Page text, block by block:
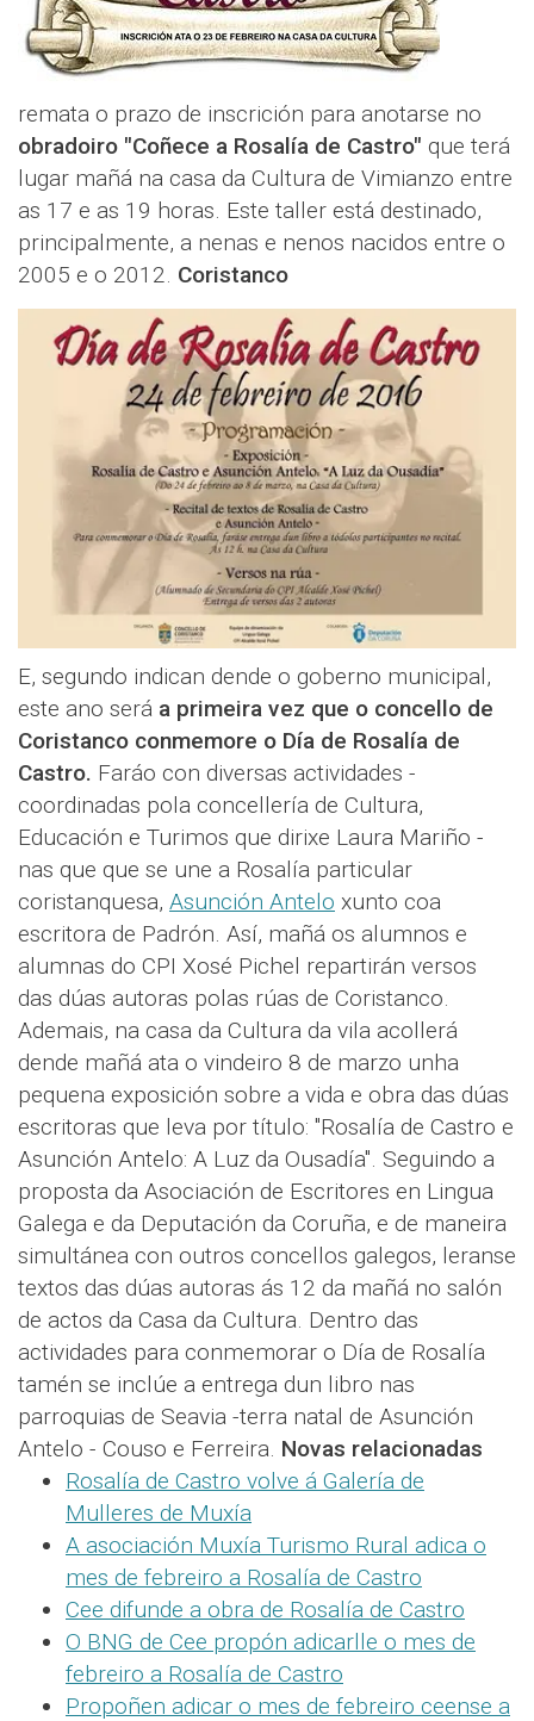
remata o prazo de inscrición para anotarse no
obradoiro "Coñece a Rosalía de Castro" que terá
lugar mañá na casa da Cultura de Vimianzo entre
as 17 e as 19 horas. Este taller está destinado,
principalmente, a nenas e nenos nacidos entre o
2005 e o 2012. Coristanco
E, segundo indican dende o goberno municipal,
este ano será a primeira vez que o concello de
Coristanco conmemore o Día de Rosalía de
Castro. Faráo con diversas actividades -
coordinadas pola concellería de Cultura,
Educación e Turimos que dirixe Laura Mariño -
nas que que se une a Rosalía particular
coristanquesa, Asunción Antelo xunto coa
escritora de Padrón. Así, mañá os alumnos e
alumnas do CPI Xosé Pichel repartirán versos
das dúas autoras polas rúas de Coristanco.
Ademais, na casa da Cultura da vila acollerá
dende mañá ata o vindeiro 8 de marzo unha
pequena exposición sobre a vida e obra das dúas
escritoras que leva por título: "Rosalía de Castro e
Asunción Antelo: A Luz da Ousadía". Seguindo a
proposta da Asociación de Escritores en Lingua
Galega e da Deputación da Coruña, e de maneira
simultánea con outros concellos galegos, leranse
textos das dúas autoras ás 12 da mañá no salón
de actos da Casa da Cultura. Dentro das
actividades para conmemorar o Día de Rosalía
tamén se inclúe a entrega dun libro nas
parroquias de Seavia -terra natal de Asunción
Antelo - Couso e Ferreira. Novas relacionadas
Rosalía de Castro volve á Galería de
Mulleres de Muxía
A asociación Muxía Turismo Rural adica o
mes de febreiro a Rosalía de Castro
Cee difunde a obra de Rosalía de Castro
O BNG de Cee propón adicarlle o mes de
febreiro a Rosalía de Castro
Propoñen adicar o mes de febreiro ceense a